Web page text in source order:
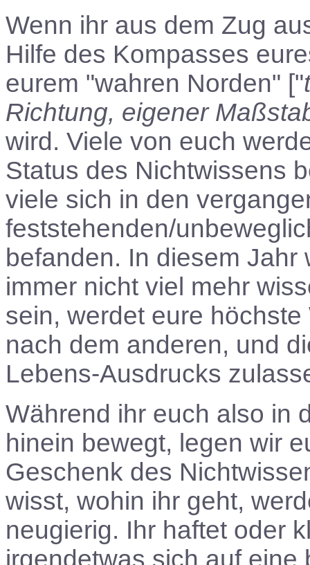
Wenn ihr aus dem Zug
Hilfe des Kompasses
eurem "wahren Norden" ["
Richtung, eigener
wird. Viele von euch
Status des Nichtwissens
viele sich in den
feststehenden/
befanden. In diesem
immer nicht viel mehr
sein, werdet eure
nach dem anderen, und
Lebens-Ausdrucks
Während ihr euch also in
hinein bewegt, legen wir
Geschenk des
wisst, wohin ihr geht,
neugierig. Ihr haftet oder
irgendetwas sich auf eine